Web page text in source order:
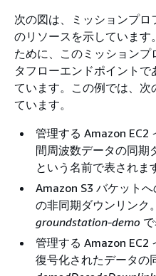
次の図は、ミッションプ
のリソースを示していま
ために、このミッション
タフローエンドポイントで
ています。この例では、次
ています。
管理する Amazon EC2
間周波数データの同期
という名前で表されま
Amazon S3 バケット
の非同期ダウンリンク
groundstation-demo
管理する Amazon EC2
復号化されたデータの